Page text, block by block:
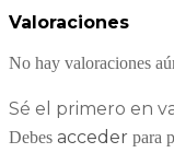
Valoraciones
No hay valoraciones
Sé el primero en
Debes acceder para